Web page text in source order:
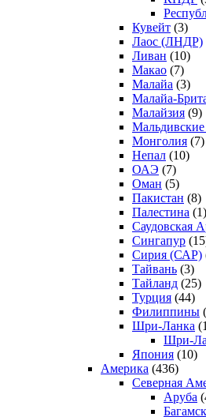
Кувейт (3)
Лаос (ЛНДР)
Ливан (10)
Макао (7)
Малайа (3)
Малайа-
Малайзия (9)
Мальдивские
Монголия (7)
Непал (10)
ОАЭ (7)
Оман (5)
Пакистан (8)
Палестина (1)
Саудовская
Сингапур
Сирия (САР)
Тайвань (3)
Тайланд (25)
Турция (44)
Филиппины
Шри-Ланка
Шри-
Япония (10)
Америка (436)
Северная
Аруба